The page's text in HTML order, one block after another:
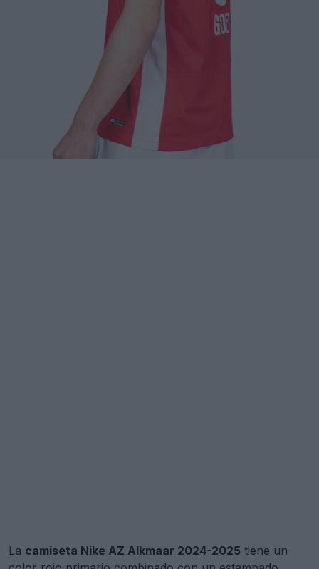
La camiseta Nike AZ Alkmaar 2024-2025 tiene un